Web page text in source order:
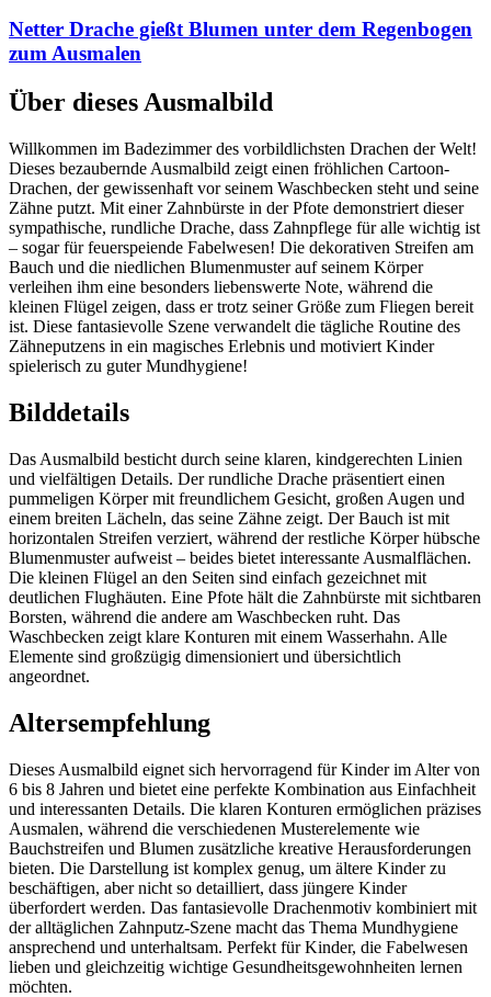
Netter Drache gießt Blumen unter dem Regenbogen
zum Ausmalen
Über dieses Ausmalbild
Willkommen im Badezimmer des vorbildlichsten Drachen der Welt!
Dieses bezaubernde Ausmalbild zeigt einen fröhlichen Cartoon-
Drachen, der gewissenhaft vor seinem Waschbecken steht und seine
Zähne putzt. Mit einer Zahnbürste in der Pfote demonstriert dieser
sympathische, rundliche Drache, dass Zahnpflege für alle wichtig ist
– sogar für feuerspeiende Fabelwesen! Die dekorativen Streifen am
Bauch und die niedlichen Blumenmuster auf seinem Körper
verleihen ihm eine besonders liebenswerte Note, während die
kleinen Flügel zeigen, dass er trotz seiner Größe zum Fliegen bereit
ist. Diese fantasievolle Szene verwandelt die tägliche Routine des
Zähneputzens in ein magisches Erlebnis und motiviert Kinder
spielerisch zu guter Mundhygiene!
Bilddetails
Das Ausmalbild besticht durch seine klaren, kindgerechten Linien
und vielfältigen Details. Der rundliche Drache präsentiert einen
pummeligen Körper mit freundlichem Gesicht, großen Augen und
einem breiten Lächeln, das seine Zähne zeigt. Der Bauch ist mit
horizontalen Streifen verziert, während der restliche Körper hübsche
Blumenmuster aufweist – beides bietet interessante Ausmalflächen.
Die kleinen Flügel an den Seiten sind einfach gezeichnet mit
deutlichen Flughäuten. Eine Pfote hält die Zahnbürste mit sichtbaren
Borsten, während die andere am Waschbecken ruht. Das
Waschbecken zeigt klare Konturen mit einem Wasserhahn. Alle
Elemente sind großzügig dimensioniert und übersichtlich
angeordnet.
Altersempfehlung
Dieses Ausmalbild eignet sich hervorragend für Kinder im Alter von
6 bis 8 Jahren und bietet eine perfekte Kombination aus Einfachheit
und interessanten Details. Die klaren Konturen ermöglichen präzises
Ausmalen, während die verschiedenen Musterelemente wie
Bauchstreifen und Blumen zusätzliche kreative Herausforderungen
bieten. Die Darstellung ist komplex genug, um ältere Kinder zu
beschäftigen, aber nicht so detailliert, dass jüngere Kinder
überfordert werden. Das fantasievolle Drachenmotiv kombiniert mit
der alltäglichen Zahnputz-Szene macht das Thema Mundhygiene
ansprechend und unterhaltsam. Perfekt für Kinder, die Fabelwesen
lieben und gleichzeitig wichtige Gesundheitsgewohnheiten lernen
möchten.